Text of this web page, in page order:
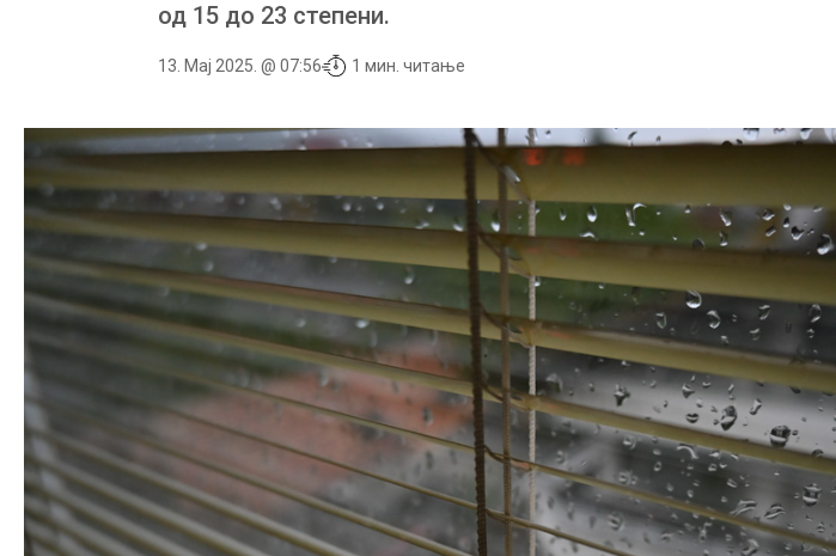
од 15 до 23 степени.
13. Мај 2025. @ 07:56 1 мин. читање